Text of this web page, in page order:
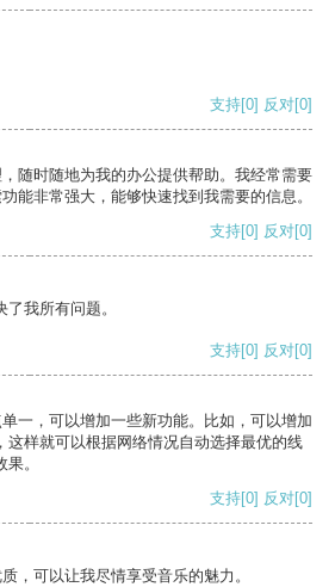
支持[0] 反对[0]
随时随地为我的办公提供帮助。我经常需要
能非常强大，能够快速找到我需要的信息。
支持[0] 反对[0]
我所有问题。
支持[0] 反对[0]
一，可以增加一些新功能。比如，可以增加
这样就可以根据网络情况自动选择最优的线
。
支持[0] 反对[0]
，可以让我尽情享受音乐的魅力。